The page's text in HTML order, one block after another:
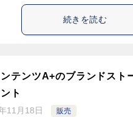
続きを読む
テンツA+のブランドスト
ト
11月18日 販売